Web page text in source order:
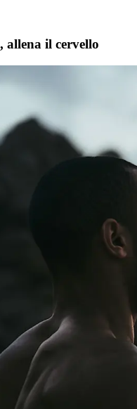
allena il cervello